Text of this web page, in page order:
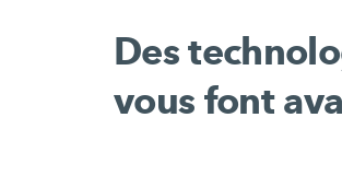
Des
vous font